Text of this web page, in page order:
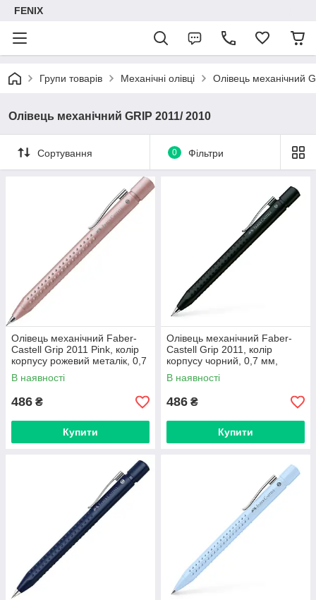
FENIX
Групи товарів Механічні олівці Олівець механічний
Олівець механічний GRIP 2011/ 2010
Сортування 0 Фільтри
Олівець механічний Faber-
Castell Grip 2011 Pink, колір
корпусу рожевий металік, 0,7
мм, 131262
В наявності
486 ₴
Купити
Олівець механічний Faber-
Castell Grip 2011, колір
корпусу чорний, 0,7 мм,
131287
В наявності
486 ₴
Купити